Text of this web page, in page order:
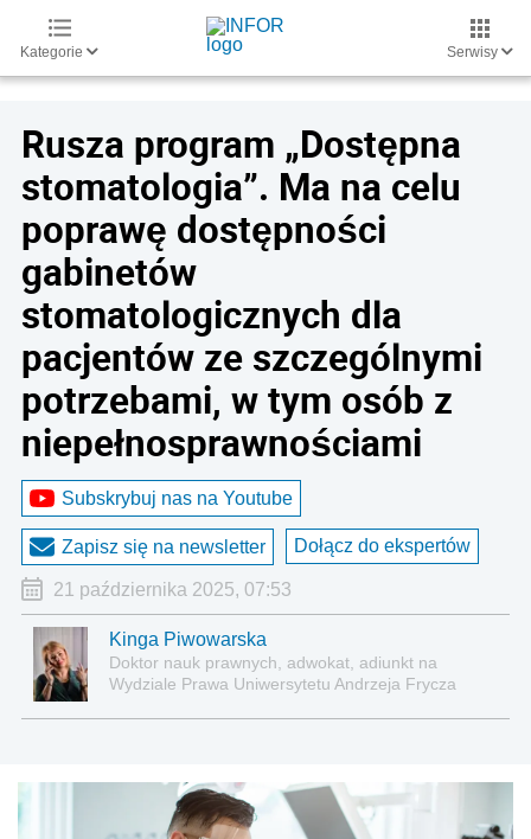
Kategorie Serwisy
Rusza program „Dostępna
stomatologia”. Ma na celu
poprawę dostępności
gabinetów
stomatologicznych dla
pacjentów ze szczególnymi
potrzebami, w tym osób z
niepełnosprawnościami
Subskrybuj nas na Youtube
Zapisz się na newsletter Dołącz do ekspertów
21 października 2025, 07:53
Kinga Piwowarska
Doktor nauk prawnych, adwokat, adiunkt na
Wydziale Prawa Uniwersytetu Andrzeja Frycza
administracyjnoprawnych aspektach związanych z
pracą i pomocą socjalną.